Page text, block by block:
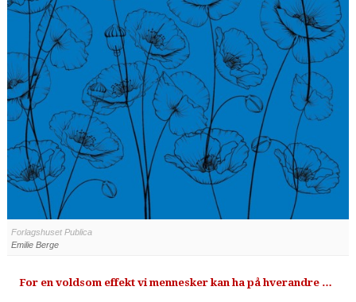
Forlagshuset Publica
Emilie Berge
For en voldsom effekt vi mennesker kan ha på hverandre …